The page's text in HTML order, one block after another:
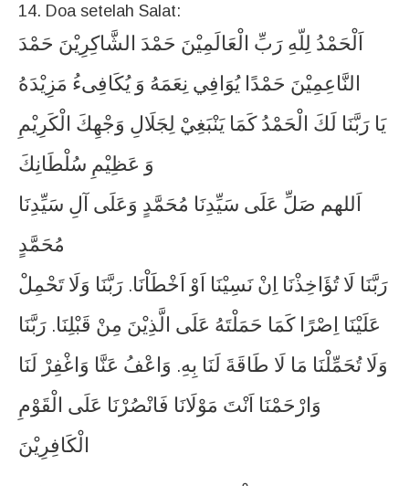
14. Doa setelah Salat:
اَلْحَمْدُ لِلّهِ رَبِّ الْعَالَمِيْنَ حَمْدَ الشَّاكِرِيْنَ حَمْدَ
النَّاعِمِيْنَ حَمْدًا يُوَافِي نِعَمَهُ وَ يُكَافِىءُ مَزِيْدَهُ
يَا رَبَّنَا لَكَ الْحَمْدُ كَمَا يَنْبَغِيْ لِجَلَالِ وَجْهِكَ الْكَرِيْمِ
وَ عَظِيْمِ سُلْطَانِكَ
اَللهم صَلِّ عَلَى سَيِّدِنَا مُحَمَّدٍ وَعَلَى آلِ سَيِّدِنَا
مُحَمَّدٍ
رَبَّنَا لَا تُؤَاخِذْنَا اِنْ نَسِيْنَا اَوْ اَخْطَاْنَا. رَبَّنَا وَلَا تَحْمِلْ
عَلَيْنَا اِصْرًا كَمَا حَمَلْتَهُ عَلَى الَّذِيْنَ مِنْ قَبْلِنَا. رَبَّنَا
وَلَا تُحَمِّلْنَا مَا لَا طَاقَةَ لَنَا بِهِ. وَاعْفُ عَنَّا وَاغْفِرْ لَنَا
وَارْحَمْنَا اَنْتَ مَوْلَانَا فَانْصُرْنَا عَلَى الْقَوْمِ
الْكَافِرِيْنَ